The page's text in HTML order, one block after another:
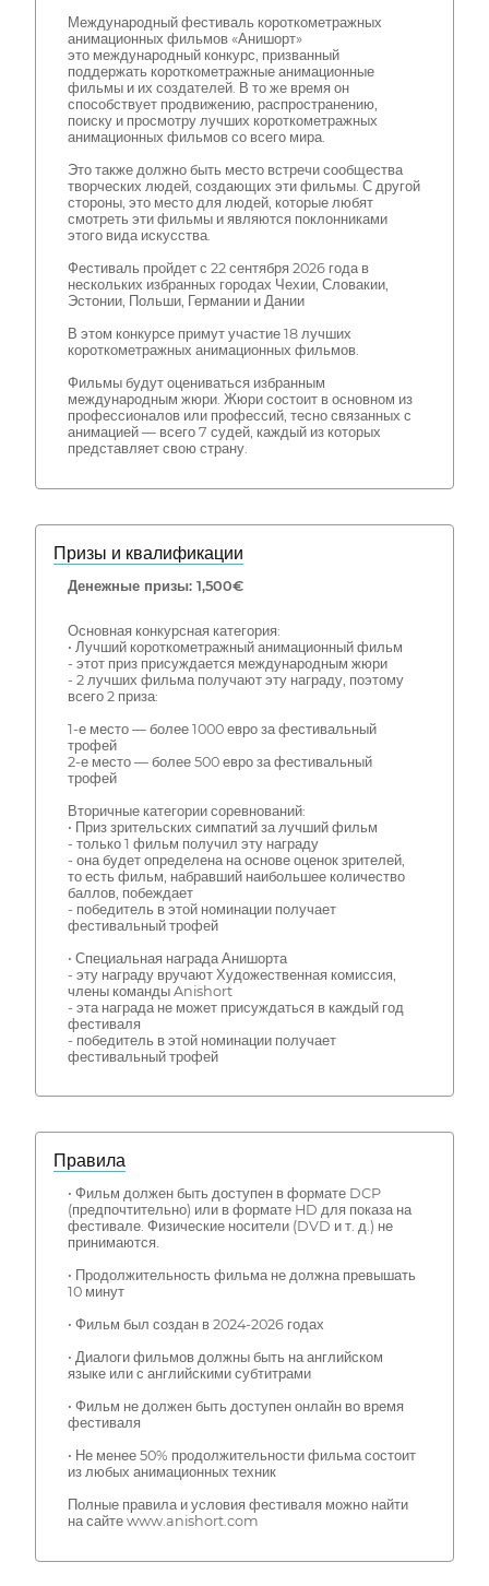
Международный фестиваль короткометражных
анимационных фильмов «Анишорт»
это международный конкурс, призванный
поддержать короткометражные анимационные
фильмы и их создателей. В то же время он
способствует продвижению, распространению,
поиску и просмотру лучших короткометражных
анимационных фильмов со всего мира.
Это также должно быть место встречи сообщества
творческих людей, создающих эти фильмы. С другой
стороны, это место для людей, которые любят
смотреть эти фильмы и являются поклонниками
этого вида искусства.
Фестиваль пройдет с 22 сентября 2026 года в
нескольких избранных городах Чехии, Словакии,
Эстонии, Польши, Германии и Дании
В этом конкурсе примут участие 18 лучших
короткометражных анимационных фильмов.
Фильмы будут оцениваться избранным
международным жюри. Жюри состоит в основном из
профессионалов или профессий, тесно связанных с
анимацией — всего 7 судей, каждый из которых
представляет свою страну.
Призы и квалификации
Денежные призы: 1,500€
Основная конкурсная категория:
• Лучший короткометражный анимационный фильм
- этот приз присуждается международным жюри
- 2 лучших фильма получают эту награду, поэтому
всего 2 приза:
1-е место — более 1000 евро за фестивальный
трофей
2-е место — более 500 евро за фестивальный
трофей
Вторичные категории соревнований:
• Приз зрительских симпатий за лучший фильм
- только 1 фильм получил эту награду
- она будет определена на основе оценок зрителей,
то есть фильм, набравший наибольшее количество
баллов, побеждает
- победитель в этой номинации получает
фестивальный трофей
• Специальная награда Анишорта
- эту награду вручают Художественная комиссия,
члены команды Anishort
- эта награда не может присуждаться в каждый год
фестиваля
- победитель в этой номинации получает
фестивальный трофей
Правила
• Фильм должен быть доступен в формате DCP
(предпочтительно) или в формате HD для показа на
фестивале. Физические носители (DVD и т. д.) не
принимаются.
• Продолжительность фильма не должна превышать
10 минут
• Фильм был создан в 2024-2026 годах
• Диалоги фильмов должны быть на английском
языке или с английскими субтитрами
• Фильм не должен быть доступен онлайн во время
фестиваля
• Не менее 50% продолжительности фильма состоит
из любых анимационных техник
Полные правила и условия фестиваля можно найти
на сайте www.anishort.com